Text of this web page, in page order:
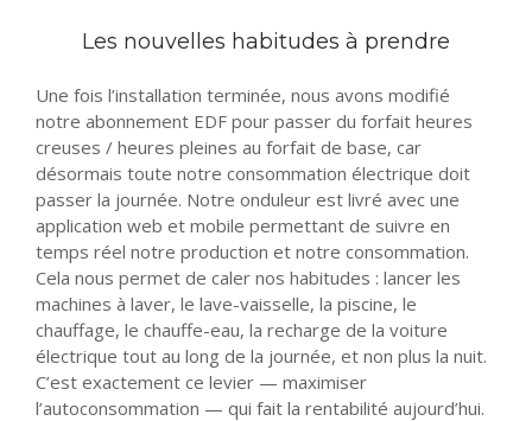
Les nouvelles habitudes à prendre
Une fois l’installation terminée, nous avons modifié
notre abonnement EDF pour passer du forfait heures
creuses / heures pleines au forfait de base, car
désormais toute notre consommation électrique doit
passer la journée. Notre onduleur est livré avec une
application web et mobile permettant de suivre en
temps réel notre production et notre consommation.
Cela nous permet de caler nos habitudes : lancer les
machines à laver, le lave-vaisselle, la piscine, le
chauffage, le chauffe-eau, la recharge de la voiture
électrique tout au long de la journée, et non plus la nuit.
C’est exactement ce levier — maximiser
l’autoconsommation — qui fait la rentabilité aujourd’hui.